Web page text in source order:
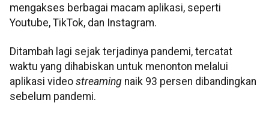
mengakses berbagai macam aplikasi, seperti
Youtube, TikTok, dan Instagram.
Ditambah lagi sejak terjadinya pandemi, tercatat
waktu yang dihabiskan untuk menonton melalui
aplikasi video streaming naik 93 persen dibandingkan
sebelum pandemi.